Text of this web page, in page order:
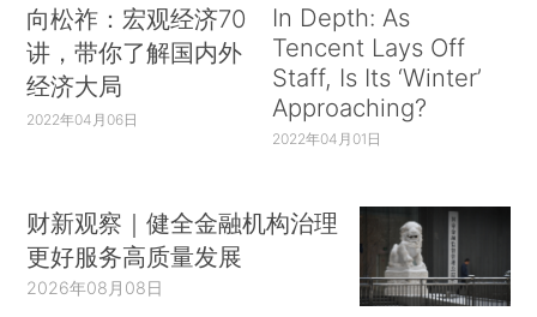
向松祚：宏观经济70
讲，带你了解国内外
经济大局
2022年04月06日
In Depth: As
Tencent Lays Off
Staff, Is Its ‘Winter’
Approaching?
2022年04月01日
财新观察｜健全金融机构治理
更好服务高质量发展
2026年08月08日